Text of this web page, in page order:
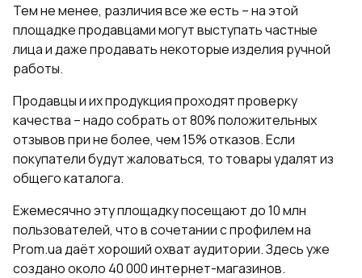
Тем не менее, различия все же есть – на этой
площадке продавцами могут выступать частные
лица и даже продавать некоторые изделия ручной
работы.
Продавцы и их продукция проходят проверку
качества – надо собрать от 80% положительных
отзывов при не более, чем 15% отказов. Если
покупатели будут жаловаться, то товары удалят из
общего каталога.
Ежемесячно эту площадку посещают до 10 млн
пользователей, что в сочетании с профилем на
Prom.ua даёт хороший охват аудитории. Здесь уже
создано около 40 000 интернет-магазинов.